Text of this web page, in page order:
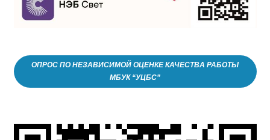
ОПРОС ПО НЕЗАВИСИМОЙ ОЦЕНКЕ КАЧЕСТВА РАБОТЫ
МБУК “УЦБС”